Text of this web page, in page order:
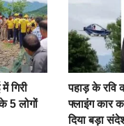
गिरी
5 लोगों
पहाड़ के रवि
फ्लाइंग कार
दिया बड़ा